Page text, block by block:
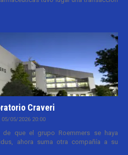
Craveri
05/05/2026 20:00
que el grupo Roemmers se haya
ahora suma otra compañía a su